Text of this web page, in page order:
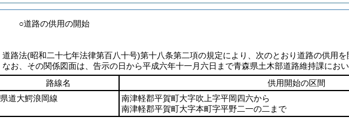
○道路の供用の開始
道路法(昭和二十七年法律第百八十号)第十八条第二項の規定により、次のとおり道路の供用
なお、その関係図面は、告示の日から平成六年十一月六日まで青森県土木部道路維持課におい
路線名
供用開始の区間
県道大鰐浪岡線
南津軽郡平賀町大字吹上字平岡四六から
南津軽郡平賀町大字本町字平野二一の二まで